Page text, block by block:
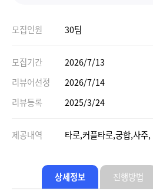
모집인원 30팀
모집기간
2026/7/13
리뷰어선정
2026/7/14
리뷰등록
2025/3/24
제공내역 타로,커플타로,궁합,사주
상세정보 진행방법